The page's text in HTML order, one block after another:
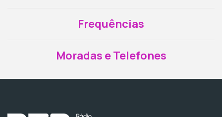
Frequências
Moradas e Telefones